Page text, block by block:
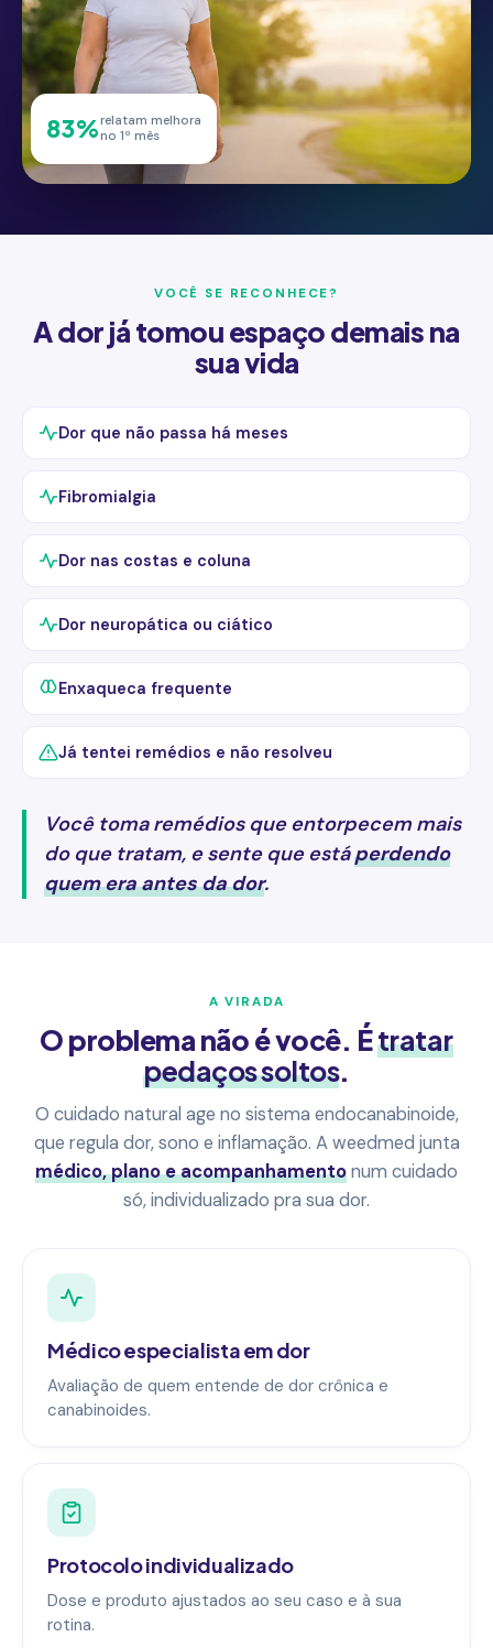
83%relatam melhora
no 1º mês
VOCÊ SE RECONHECE?
A dor já tomou espaço demais na
sua vida
Dor que não passa há meses
Fibromialgia
Dor nas costas e coluna
Dor neuropática ou ciático
Enxaqueca frequente
Já tentei remédios e não resolveu
Você toma remédios que entorpecem mais
do que tratam, e sente que estáperdendo
quem era antes da dor.
A VIRADA
O problema não é você. Étratar
pedaços soltos.
O cuidado natural age no sistema endocanabinoide,
que regula dor, sono e inflamação. A weedmed junta
médico, plano e acompanhamentonum cuidado
só, individualizado pra sua dor.
Médico especialista em dor
Avaliação de quem entende de dor crônica e
canabinoides.
Protocolo individualizado
Dose e produto ajustados ao seu caso e à sua
rotina.